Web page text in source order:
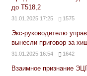
до Т518,2
31.01.2025 17:25 1575
Экс-руководителю
вынесли приговор за
31.01.2025 16:54 1642
Взаимное признание